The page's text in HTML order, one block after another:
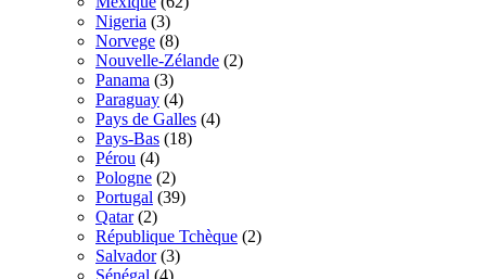
Nigeria (3)
Norvege (8)
Nouvelle-Zélande (2)
Panama (3)
Paraguay (4)
Pays de Galles (4)
Pays-Bas (18)
Pérou (4)
Pologne (2)
Portugal (39)
Qatar (2)
République Tchèque (2)
Salvador (3)
Sénégal (4)